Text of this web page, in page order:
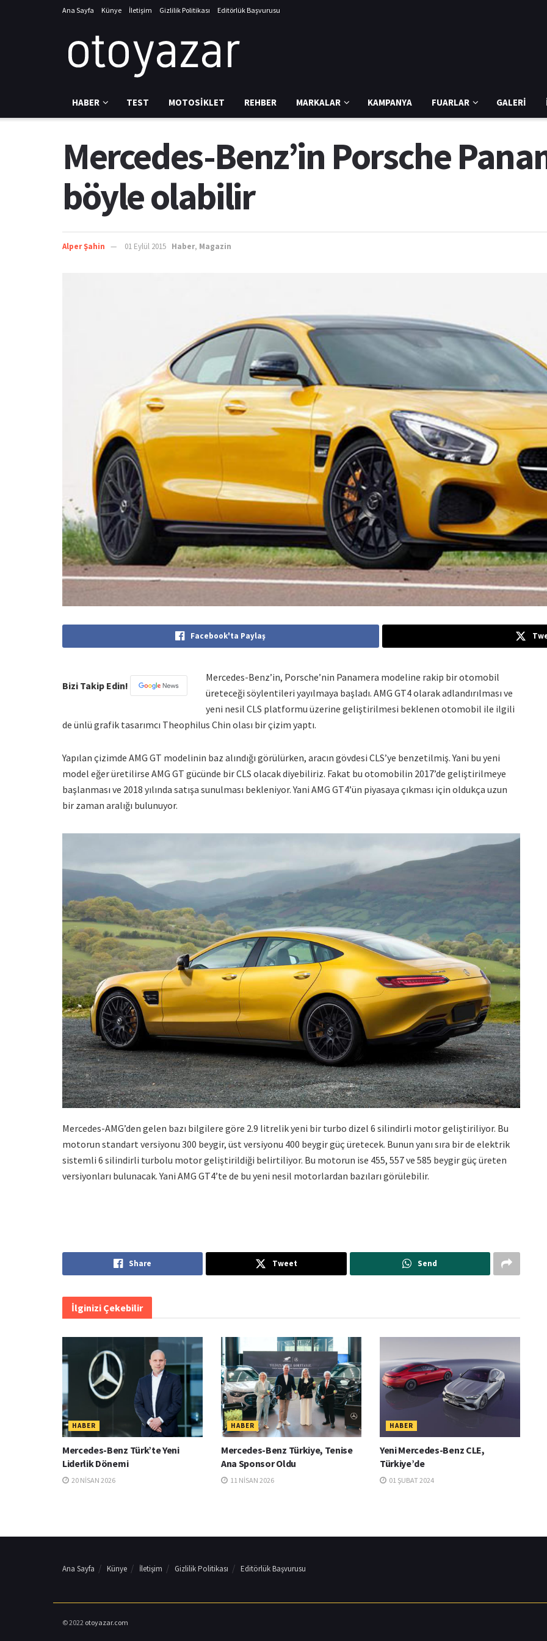
Ana Sayfa Künye İletişim Gizlilik Politikası Editörlük Başvurusu
HABER TEST MOTOSIKLET REHBER MARKALAR KAMPANYA FUARLAR GALERI
Mercedes-Benz’in Porsche
böyle olabilir
Alper Şahin 01 Eylül 2015 Haber, Magazin
Facebook'ta Paylaş
Bizi Takip Edin!
Mercedes-Benz’in, Porsche’nin Panamera modeline rakip bir otomobil
üreteceği söylentileri yayılmaya başladı. AMG GT4 olarak adlandırılması ve
yeni nesil CLS platformu üzerine geliştirilmesi beklenen otomobil ile ilgili
de ünlü grafik tasarımcı Theophilus Chin olası bir çizim yaptı.
Yapılan çizimde AMG GT modelinin baz alındığı görülürken, aracın gövdesi CLS’ye benzetilmiş. Yani bu yeni
model eğer üretilirse AMG GT gücünde bir CLS olacak diyebiliriz. Fakat bu otomobilin 2017’de geliştirilmeye
başlanması ve 2018 yılında satışa sunulması bekleniyor. Yani AMG GT4’ün piyasaya çıkması için oldukça uzun
bir zaman aralığı bulunuyor.
Mercedes-AMG’den gelen bazı bilgilere göre 2.9 litrelik yeni bir turbo dizel 6 silindirli motor geliştiriliyor. Bu
motorun standart versiyonu 300 beygir, üst versiyonu 400 beygir güç üretecek. Bunun yanı sıra bir de elektrik
sistemli 6 silindirli turbolu motor geliştirildiği belirtiliyor. Bu motorun ise 455, 557 ve 585 beygir güç üreten
versiyonları bulunacak. Yani AMG GT4’te de bu yeni nesil motorlardan bazıları görülebilir.
Share Tweet Send
İlginizi Çekebilir
HABER
Mercedes-Benz Türk’te Yeni
Liderlik Dönemi
20 NISAN 2026
HABER
Mercedes-Benz Türkiye, Tenise
Ana Sponsor Oldu
11 NISAN 2026
HABER
Yeni Mercedes-Benz CLE,
Türkiye’de
01 ŞUBAT 2024
Ana Sayfa Künye İletişim Gizlilik Politikası Editörlük Başvurusu
© 2022 otoyazar.com